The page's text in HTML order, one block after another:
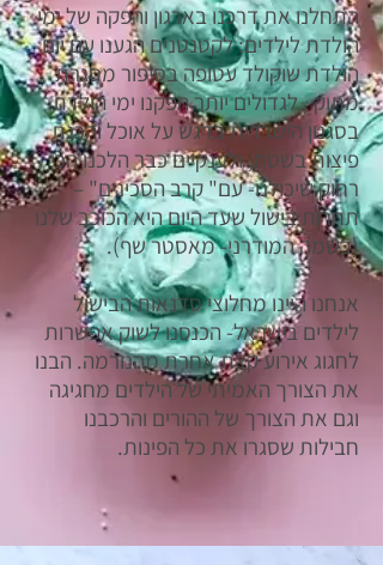
התחלנו את דרכנו בארגון והפקה של ימי
הולדת לילדים: לקטנטנים הגענו עם יום
הולדת שוקולד עטופה בסיפור מסגרת
מתוק , לגדולים יותר הפקנו ימי הולדת
בסגנון הישרדות בדגש על אוכל והכנת
פיצות בשטח, ולענקיים כבר הלכנו הכי
רחוק שיכולנו- עם" קרב הסכינים" –
תחרות בישול שעד היום היא הכוכב שלנו
(בשמה המודרני- מאסטר שף).
אנחנו היינו מחלוצי סדנאות הבישול
לילדים בישראל- הכנסנו לשוק אפשרות
לחגוג אירוע קצת אחרת מהנורמה. הבנו
את הצורך האמיתי של הילדים מחגיגה
וגם את הצורך של ההורים והרכבנו
חבילות שסגרו את כל הפינות.